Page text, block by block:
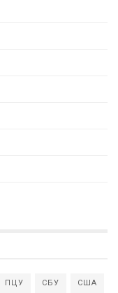
ПЦУ СБУ США